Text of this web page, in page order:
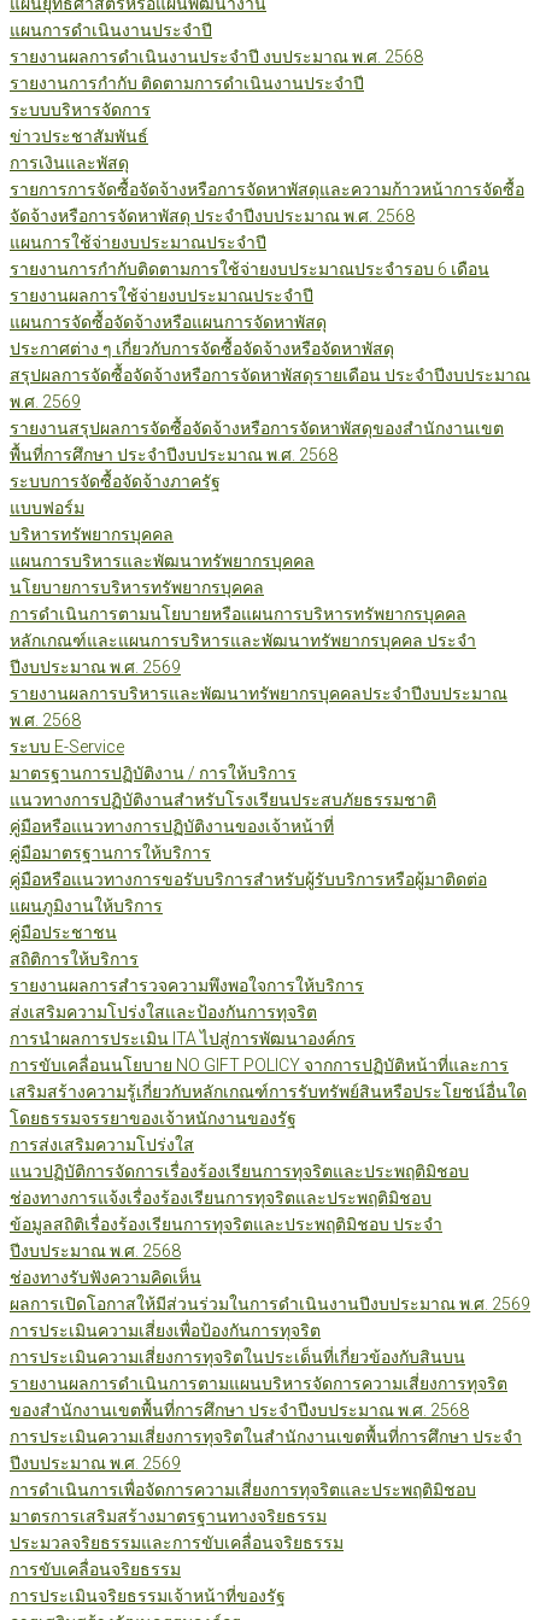
แผนการดำเนินงานประจำปี
รายงานผลการดำเนินงานประจำปี งบประมาณ พ.ศ. 2568
รายงานการกำกับ ติดตามการดำเนินงานประจำปี
ระบบบริหารจัดการ
ข่าวประชาสัมพันธ์
การเงินและพัสดุ
รายการการจัดซื้อจัดจ้างหรือการจัดหาพัสดุและความก้าวหน้าการจัดซื้อ
จัดจ้างหรือการจัดหาพัสดุ ประจำปีงบประมาณ พ.ศ. 2568
แผนการใช้จ่ายงบประมาณประจำปี
รายงานการกำกับติดตามการใช้จ่ายงบประมาณประจำรอบ 6 เดือน
รายงานผลการใช้จ่ายงบประมาณประจำปี
แผนการจัดซื้อจัดจ้างหรือแผนการจัดหาพัสดุ
ประกาศต่าง ๆ เกี่ยวกับการจัดซื้อจัดจ้างหรือจัดหาพัสดุ
สรุปผลการจัดซื้อจัดจ้างหรือการจัดหาพัสดุรายเดือน ประจำปีงบประมาณ
พ.ศ. 2569
รายงานสรุปผลการจัดซื้อจัดจ้างหรือการจัดหาพัสดุของสำนักงานเขต
พื้นที่การศึกษา ประจำปีงบประมาณ พ.ศ. 2568
ระบบการจัดซื้อจัดจ้างภาครัฐ
แบบฟอร์ม
บริหารทรัพยากรบุคคล
แผนการบริหารและพัฒนาทรัพยากรบุคคล
นโยบายการบริหารทรัพยากรบุคคล
การดำเนินการตามนโยบายหรือแผนการบริหารทรัพยากรบุคคล
หลักเกณฑ์และแผนการบริหารและพัฒนาทรัพยากรบุคคล ประจำ
ปีงบประมาณ พ.ศ. 2569
รายงานผลการบริหารและพัฒนาทรัพยากรบุคคลประจำปีงบประมาณ
พ.ศ. 2568
ระบบ E-Service
มาตรฐานการปฏิบัติงาน / การให้บริการ
แนวทางการปฏิบัติงานสำหรับโรงเรียนประสบภัยธรรมชาติ
คู่มือหรือแนวทางการปฏิบัติงานของเจ้าหน้าที่
คู่มือมาตรฐานการให้บริการ
คู่มือหรือแนวทางการขอรับบริการสำหรับผู้รับบริการหรือผู้มาติดต่อ
แผนภูมิงานให้บริการ
คู่มือประชาชน
สถิติการให้บริการ
รายงานผลการสำรวจความพึงพอใจการให้บริการ
ส่งเสริมความโปร่งใสและป้องกันการทุจริต
การนำผลการประเมิน ITA ไปสู่การพัฒนาองค์กร
การขับเคลื่อนนโยบาย NO GIFT POLICY จากการปฏิบัติหน้าที่และการ
เสริมสร้างความรู้เกี่ยวกับหลักเกณฑ์การรับทรัพย์สินหรือประโยชน์อื่นใด
โดยธรรมจรรยาของเจ้าหนักงานของรัฐ
การส่งเสริมความโปร่งใส
แนวปฏิบัติการจัดการเรื่องร้องเรียนการทุจริตและประพฤติมิชอบ
ช่องทางการแจ้งเรื่องร้องเรียนการทุจริตและประพฤติมิชอบ
ข้อมูลสถิติเรื่องร้องเรียนการทุจริตและประพฤติมิชอบ ประจำ
ปีงบประมาณ พ.ศ. 2568
ช่องทางรับฟังความคิดเห็น
ผลการเปิดโอกาสให้มีส่วนร่วมในการดำเนินงานปีงบประมาณ พ.ศ. 2569
การประเมินความเสี่ยงเพื่อป้องกันการทุจริต
การประเมินความเสี่ยงการทุจริตในประเด็นที่เกี่ยวข้องกับสินบน
รายงานผลการดำเนินการตามแผนบริหารจัดการความเสี่ยงการทุจริต
ของสำนักงานเขตพื้นที่การศึกษา ประจำปีงบประมาณ พ.ศ. 2568
การประเมินความเสี่ยงการทุจริตในสำนักงานเขตพื้นที่การศึกษา ประจำ
ปีงบประมาณ พ.ศ. 2569
การดำเนินการเพื่อจัดการความเสี่ยงการทุจริตและประพฤติมิชอบ
มาตรการเสริมสร้างมาตรฐานทางจริยธรรม
ประมวลจริยธรรมและการขับเคลื่อนจริยธรรม
การขับเคลื่อนจริยธรรม
การประเมินจริยธรรมเจ้าหน้าที่ของรัฐ